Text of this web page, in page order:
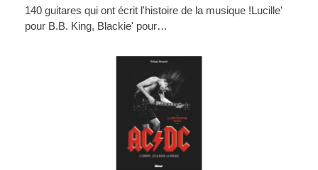
140 guitares qui ont écrit l'histoire de la musique !Lucille'
pour B.B. King, Blackie' pour…